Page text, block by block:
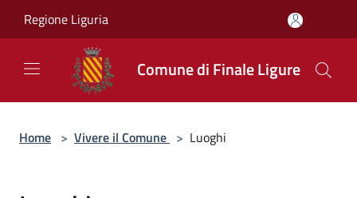
Regione Liguria
Comune di Finale Ligure
Home > Vivere il Comune > Luoghi